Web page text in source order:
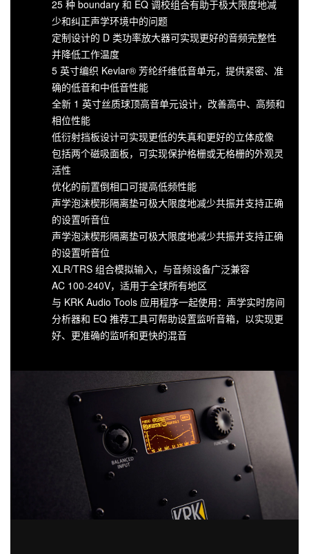
25 种 boundary 和 EQ 调校组合有助于极大限度地减
少和纠正声学环境中的问题
定制设计的 D 类功率放大器可实现更好的音频完整性
并降低工作温度
5 英寸编织 Kevlar® 芳纶纤维低音单元，提供紧密、准
确的低音和中低音性能
全新 1 英寸丝质球顶高音单元设计，改善高中、高频和
相位性能
低衍射挡板设计可实现更低的失真和更好的立体成像
包括两个磁吸面板，可实现保护格栅或无格栅的外观灵
活性
优化的前置倒相口可提高低频性能
声学泡沫楔形隔离垫可极大限度地减少共振并支持正确
的设置听音位
声学泡沫楔形隔离垫可极大限度地减少共振并支持正确
的设置听音位
XLR/TRS 组合模拟输入，与音频设备广泛兼容
AC 100-240V，适用于全球所有地区
与 KRK Audio Tools 应用程序一起使用：声学实时房间
分析器和 EQ 推荐工具可帮助设置监听音箱，以实现更
好、更准确的监听和更快的混音